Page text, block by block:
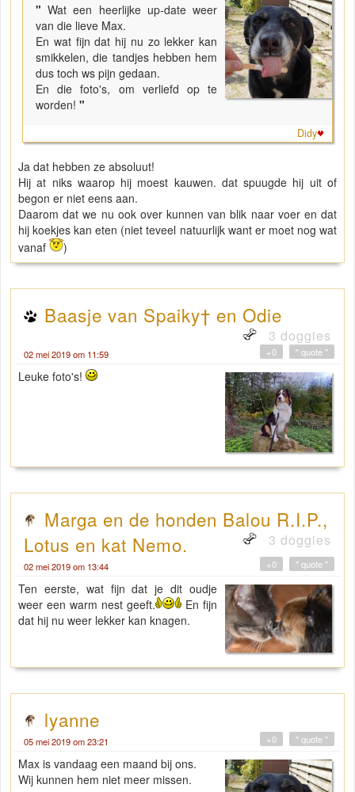
"Wat een heerlijke up-date weer
van die lieve Max.
En wat fijn dat hij nu zo lekker kan
smikkelen, die tandjes hebben hem
dus toch ws pijn gedaan.
En die foto's, om verliefd op te
worden! "
Didy
Ja dat hebben ze absoluut!
Hij at niks waarop hij moest kauwen. dat spuugde hij uit of
begon er niet eens aan.
Daarom dat we nu ook over kunnen van blik naar voer en dat
hij koekjes kan eten (niet teveel natuurlijk want er moet nog wat
vanaf
)
Baasje van Spaiky† en Odie
3 doggies
02 mei 2019 om 11:59 " quote "
+0
Leuke foto's!
Marga en de honden Balou R.I.P.,
Lotus en kat Nemo.
3 doggies
02 mei 2019 om 13:44 " quote "
+0
Ten eerste, wat fijn dat je dit oudje
weer een warm nest geeft.
En fijn
dat hij nu weer lekker kan knagen.
lyanne
05 mei 2019 om 23:21 " quote "
+0
Max is vandaag een maand bij ons.
Wij kunnen hem niet meer missen.